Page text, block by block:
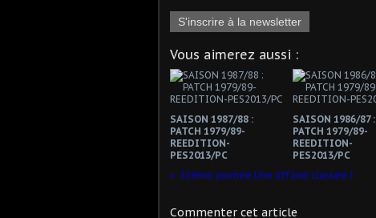
S'inscrire à la newsletter
Vous aimerez aussi :
SAISON 1987/88 :
PATCH 1979/89-
REEDITION-
PES2013/PC
SAISON 1986/87 :
PATCH 1979/89-
REEDITION-
PES2013/PC
32ème journée:Une affaire classée !
Commenter cet article